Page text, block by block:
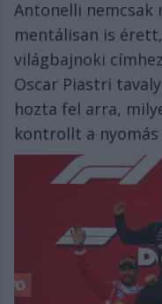
Antonelli nemcsak
mentálisan is
világbajnoki
Oscar Piastri
hozta fel arra,
kontrollt a